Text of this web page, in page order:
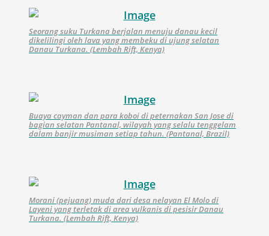
Seorang suku Turkana berjalan menuju danau kecil
dikelilingi oleh lava yang membeku di ujung selatan
Danau Turkana. (Lembah Rift, Kenya)
Buaya cayman dan para koboi di peternakan San Jose di
bagian selatan Pantanal, wilayah yang selalu tenggelam
dalam banjir musiman setiap tahun. (Pantanal, Brazil)
Morani (pejuang) muda dari desa nelayan El Molo di
Layeni yang terletak di area vulkanis di pesisir Danau
Turkana. (Lembah Rift, Kenya)